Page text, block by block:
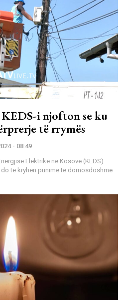
i njofton se ku
të rrymës
- 08:49
Elektrike në Kosovë (KEDS)
të kryhen punime të domosdoshme